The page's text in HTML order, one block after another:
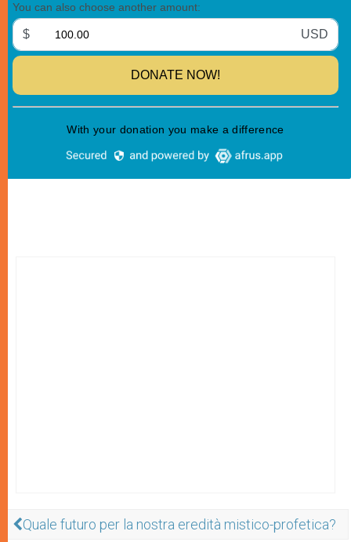
Quale futuro per la nostra eredità mistico-profetica?